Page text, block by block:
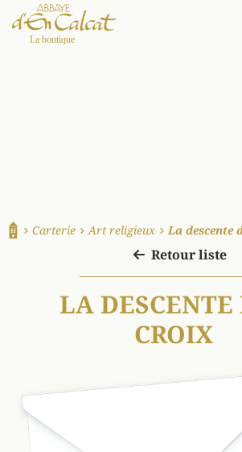
Carterie Art religieux La descente
Retour liste
LA
CROIX